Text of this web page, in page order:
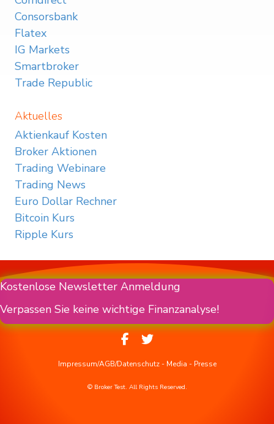
Consorsbank
Flatex
IG Markets
Smartbroker
Trade Republic
Aktuelles
Aktienkauf Kosten
Broker Aktionen
Trading Webinare
Trading News
Euro Dollar Rechner
Bitcoin Kurs
Ripple Kurs
Kostenlose Newsletter Anmeldung
Verpassen Sie keine wichtige Finanzanalyse!
Impressum/AGB/Datenschutz- Media - Presse
© Broker Test. All Rights Reserved.